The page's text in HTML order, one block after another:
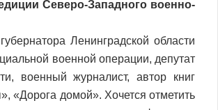
Северо-Западного военно-
Ленинградской области
военной операции, депутат
военный журналист, автор книг
домой». Хочется отметить